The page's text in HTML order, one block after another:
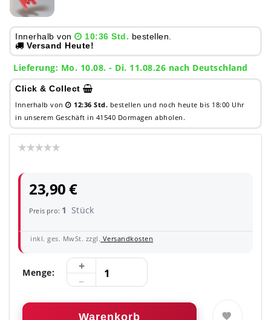
Innerhalb von 10:36 Std. bestellen.
Versand Heute!
Lieferung: Mo. 10.08. - Di. 11.08.26 nach Deutschland
Click & Collect
Innerhalb von 12:36 Std. bestellen und noch heute bis 18:00 Uhr
in unserem Geschäft in 41540 Dormagen abholen.
23,90 €
Preis pro: 1 Stück
inkl. ges. MwSt. zzgl. Versandkosten
Menge:
Warenkorb